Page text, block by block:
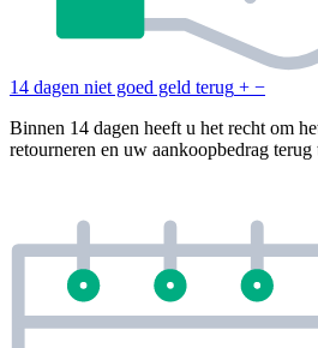
14 dagen niet goed geld terug + −
Binnen 14 dagen heeft u het recht om
retourneren en uw aankoopbedrag terug